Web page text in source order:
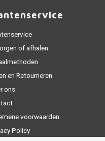
of afhalen
en Retourneren
ons
voorwaarden
Policy